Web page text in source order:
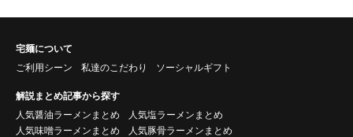
宅麺について
ご利用シーン
私達のこだわり ソーシャルギフト
解説まとめ記事から探す
人気醤油ラーメンまとめ
人気塩ラーメンまとめ
人気味噌ラーメンまとめ
人気豚骨ラーメンまとめ